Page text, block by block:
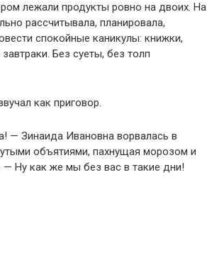
лежали продукты ровно на двоих. На
рассчитывала, планировала,
спокойные каникулы: книжки,
Без суеты, без толп
как приговор.
— Зинаида Ивановна ворвалась в
объятиями, пахнущая морозом и
— Ну как же мы без вас в такие дни!